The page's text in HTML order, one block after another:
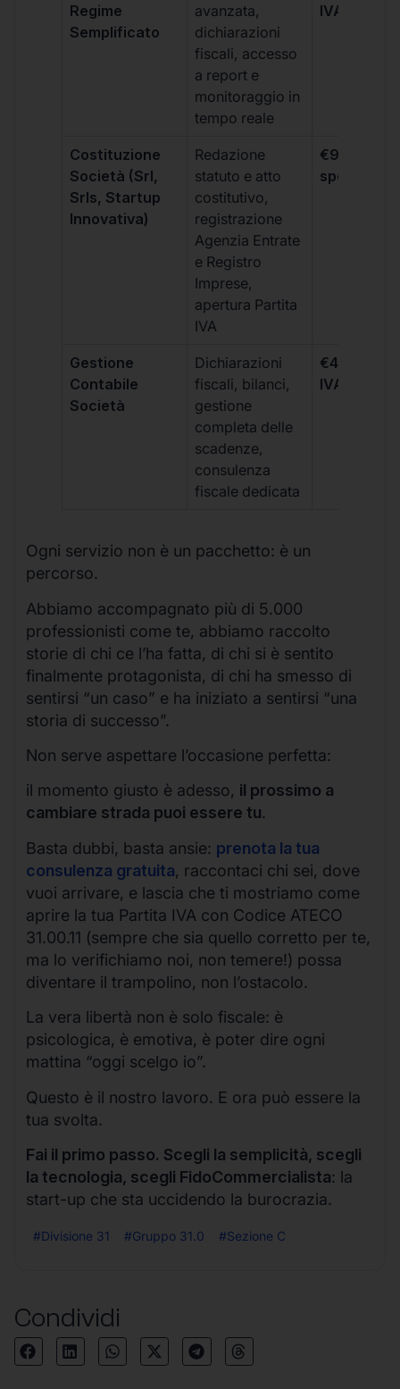
Regime
Semplificato
avanzata,
dichiarazioni
fiscali, accesso
a report e
monitoraggio in
tempo reale
IVA/
Costituzione
Società (Srl,
Srls, Startup
Innovativa)
Redazione
statuto e atto
costitutivo,
registrazione
Agenzia Entrate
e Registro
Imprese,
apertura Partita
IVA
€99 + IVA
spese
Gestione
Contabile
Società
Dichiarazioni
fiscali, bilanci,
gestione
completa delle
scadenze,
consulenza
fiscale dedicata
€499 +
IVA/
Ogni servizio non è un pacchetto: è un
percorso.
Abbiamo accompagnato più di 5.000
professionisti come te, abbiamo raccolto
storie di chi ce l’ha fatta, di chi si è sentito
finalmente protagonista, di chi ha smesso di
sentirsi “un caso” e ha iniziato a sentirsi “una
storia di successo”.
Non serve aspettare l’occasione perfetta:
il momento giusto è adesso, il prossimo a
cambiare strada puoi essere tu.
Basta dubbi, basta ansie: prenota la tua
consulenza gratuita, raccontaci chi sei, dove
vuoi arrivare, e lascia che ti mostriamo come
aprire la tua Partita IVA con Codice ATECO
31.00.11 (sempre che sia quello corretto per te,
ma lo verifichiamo noi, non temere!) possa
diventare il trampolino, non l’ostacolo.
La vera libertà non è solo fiscale: è
psicologica, è emotiva, è poter dire ogni
mattina “oggi scelgo io”.
Questo è il nostro lavoro. E ora può essere la
tua svolta.
Fai il primo passo. Scegli la semplicità, scegli
la tecnologia, scegli FidoCommercialista: la
start-up che sta uccidendo la burocrazia.
#Divisione 31 #Gruppo 31.0 #Sezione C
Condividi